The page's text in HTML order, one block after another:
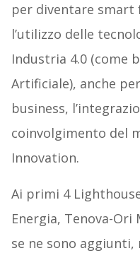
per diventare
l’utilizzo delle
Industria 4.0 (come
Artificiale), anche
business,
coinvolgimento del
Innovation.
Ai primi 4
Energia, Tenova-Ori
se ne sono aggiunti,